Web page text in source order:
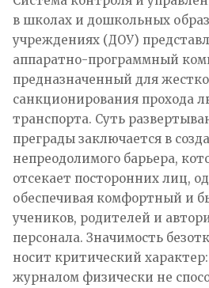
в школах и дошкольных
учреждениях (ДОУ)
аппаратно-программный
предназначенный для
санкционирования прохода
транспорта. Суть
преграды заключается в
непреодолимого барьера,
отсекает посторонних лиц,
обеспечивая комфортный и
учеников, родителей и
персонала. Значимость
носит критический
журналом физически не